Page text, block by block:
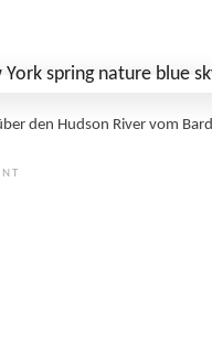
den Hudson River vom